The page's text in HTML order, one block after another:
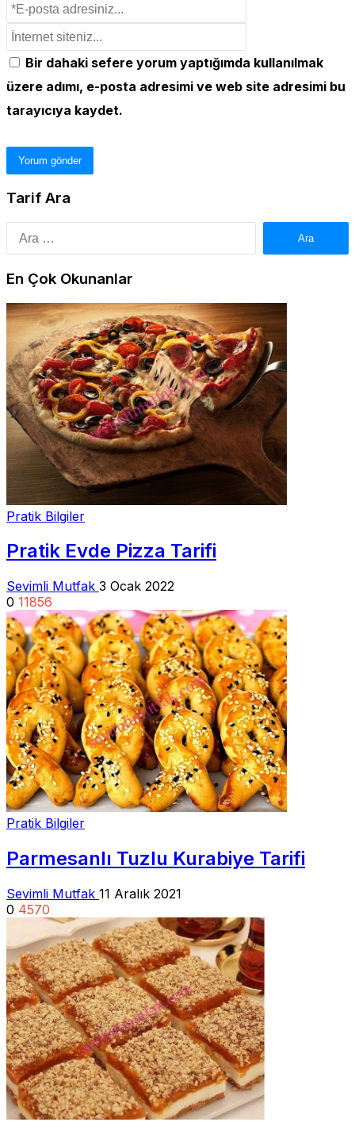
Bir dahaki sefere yorum yaptığımda kullanılmak
üzere adımı, e-posta adresimi ve web site adresimi bu
tarayıcıya kaydet.
Tarif Ara
En Çok Okunanlar
Pratik Bilgiler
Pratik Evde Pizza Tarifi
Sevimli Mutfak 3 Ocak 2022
0 11856
Pratik Bilgiler
Parmesanlı Tuzlu Kurabiye Tarifi
Sevimli Mutfak 11 Aralık 2021
0 4570